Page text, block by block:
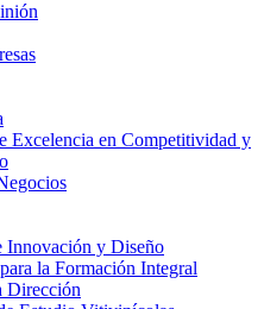
Excelencia en Competitividad y
Innovación y Diseño
la Formación Integral
Dirección